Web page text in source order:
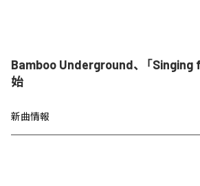
Bamboo Underground、「Singing
始
新曲情報